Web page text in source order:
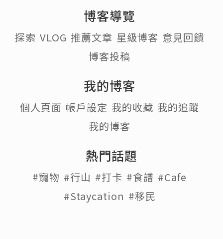
博客導覽
探索 VLOG 推薦文章 星級博客 意見回饋
博客投稿
我的博客
個人頁面 帳戶設定 我的收藏 我的追蹤
我的博客
熱門話題
#寵物 #行山 #打卡 #食譜 #Cafe
#Staycation #移民